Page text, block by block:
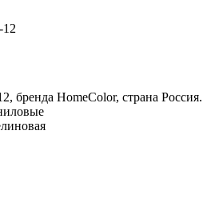
бренда HomeColor, страна Россия.